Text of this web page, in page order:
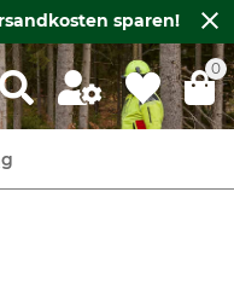
sparen!
0